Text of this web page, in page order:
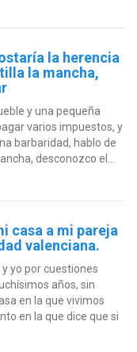
la herencia
la mancha,
y una pequeña
varios impuestos, y
barbaridad, hablo de
desconozco el...
casa a mi pareja
valenciana.
yo por cuestiones
años, sin
en la que vivimos
en la que dice que si